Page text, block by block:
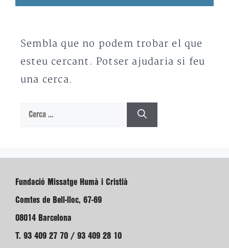
Sembla que no podem trobar el que
esteu cercant. Potser ajudaria si feu
una cerca.
Cerca:
Fundació Missatge Humà i Cristià
Comtes de Bell-lloc, 67-69
08014 Barcelona
T. 93 409 27 70 / 93 409 28 10